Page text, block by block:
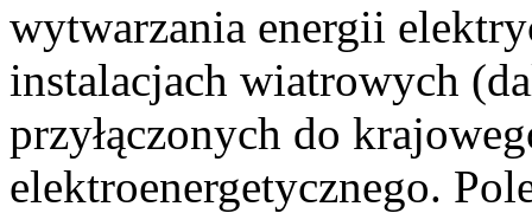
wytwarzania energii
instalacjach wiatrowych
przyłączonych do
elektroenergetycznego.